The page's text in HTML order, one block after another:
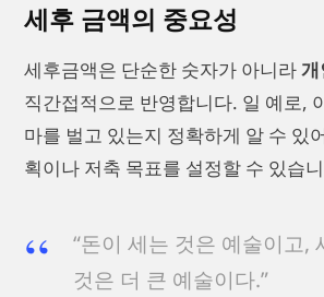
세후 금액의 중요성
세후금액은 단순한 숫자가 아니라개
직간접적으로 반영합니다. 일 예로,
마를 벌고 있는지 정확하게 알 수 있
획이나 저축 목표를 설정할 수 있습
“돈이 세는 것은 예술이고,
것은 더 큰 예술이다.”